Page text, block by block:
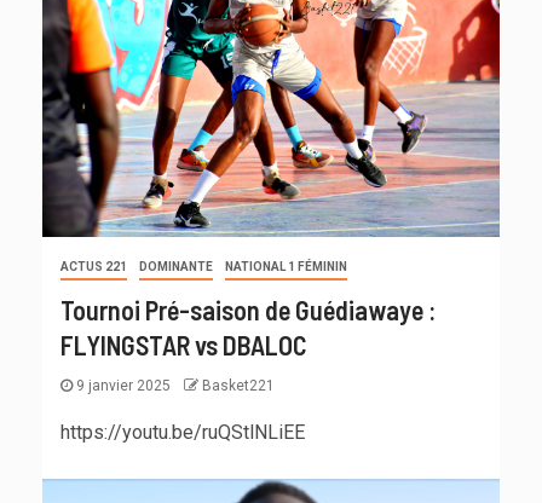
ACTUS 221 DOMINANTE NATIONAL 1 FÉMININ
Tournoi Pré-saison de Guédiawaye :
FLYINGSTAR vs DBALOC
9 janvier 2025 Basket221
https://youtu.be/ruQStlNLiEE